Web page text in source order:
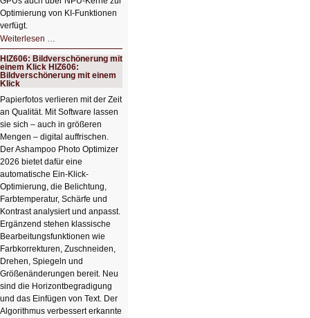
Optimierung von KI-Funktionen
verfügt.
Weiterlesen …
Schicker
kompakter
Rechenturbo
HIZ606: Bildverschönerung mit
einem Klick HIZ606:
Bildverschönerung mit einem
Klick
Papierfotos verlieren mit der Zeit
an Qualität. Mit Software lassen
sie sich – auch in größeren
Mengen – digital auffrischen.
Der Ashampoo Photo Optimizer
2026 bietet dafür eine
automatische Ein-Klick-
Optimierung, die Belichtung,
Farbtemperatur, Schärfe und
Kontrast analysiert und anpasst.
Ergänzend stehen klassische
Bearbeitungsfunktionen wie
Farbkorrekturen, Zuschneiden,
Drehen, Spiegeln und
Größenänderungen bereit. Neu
sind die Horizontbegradigung
und das Einfügen von Text. Der
Algorithmus verbessert erkannte